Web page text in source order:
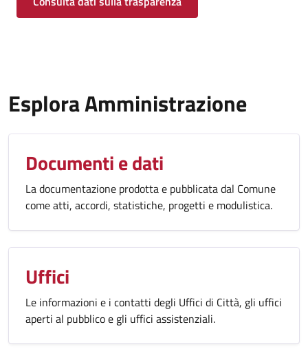
Esplora Amministrazione
Documenti e dati
La documentazione prodotta e pubblicata dal Comune
come atti, accordi, statistiche, progetti e modulistica.
Uffici
Le informazioni e i contatti degli Uffici di Città, gli uffici
aperti al pubblico e gli uffici assistenziali.